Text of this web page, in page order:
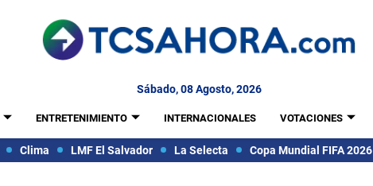
Sábado, 08 Agosto, 2026
ENTRETENIMIENTO INTERNACIONALES VOTACIONES
Clima LMF El Salvador La Selecta Copa Mundial FIFA 2026